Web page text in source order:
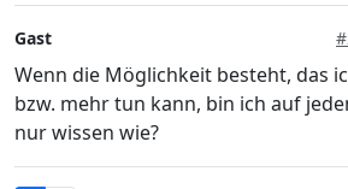
Gast
Wenn die Möglichkeit besteht, das
bzw. mehr tun kann, bin ich auf
nur wissen wie?